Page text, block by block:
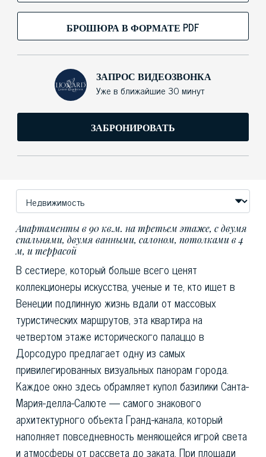
БРОШЮРА В ФОРМАТЕ PDF
ЗАПРОС ВИДЕОЗВОНКА
Уже в ближайшие 30 минут
ЗАБРОНИРОВАТЬ
Апартаменты в 90 кв.м. на третьем этаже, с двумя
спальнями, двумя ванными, салоном, потолками в 4
м, и террасой
В сестиере, который больше всего ценят
коллекционеры искусства, ученые и те, кто ищет в
Венеции подлинную жизнь вдали от массовых
туристических маршрутов, эта квартира на
четвертом этаже исторического палаццо в
Дорсодуро предлагает одну из самых
привилегированных визуальных панорам города.
Каждое окно здесь обрамляет купол базилики Санта-
Мария-делла-Салюте — самого знакового
архитектурного объекта Гранд-канала, который
наполняет повседневность меняющейся игрой света
и атмосферы от рассвета до заката. При площади